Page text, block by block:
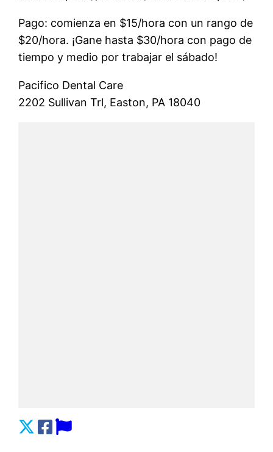
Pago: comienza en $15/hora con un rango de
$20/hora. ¡Gane hasta $30/hora con pago de
tiempo y medio por trabajar el sábado!
Pacifico Dental Care
2202 Sullivan Trl, Easton, PA 18040